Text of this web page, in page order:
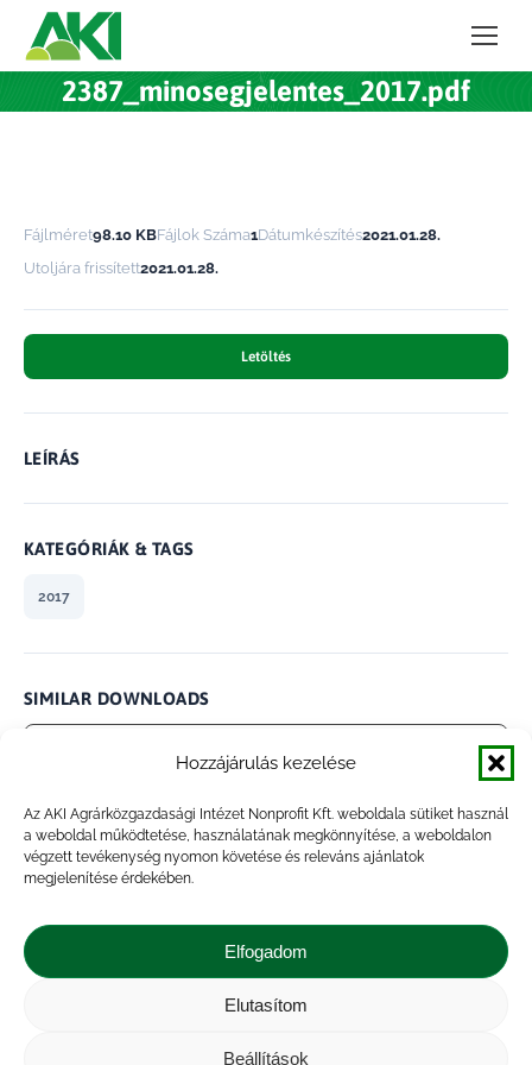
Hozzájárulás kezelése
Az AKI Agrárközgazdasági Intézet Nonprofit Kft. weboldala sütiket használ
a weboldal működtetése, használatának megkönnyítése, a weboldalon
végzett tevékenység nyomon követése és releváns ajánlatok
megjelenítése érdekében.
Elfogadom
Elutasítom
Beállítások
2387_minosegjelentes_2017.pdf
Fájlméret98.10 KBFájlok Száma1Dátumkészítés2021.01.28.
Utoljára frissített2021.01.28.
Letöltés
LEÍRÁS
KATEGÓRIÁK & TAGS
2017
SIMILAR DOWNLOADS
No related download found!
Megosztás